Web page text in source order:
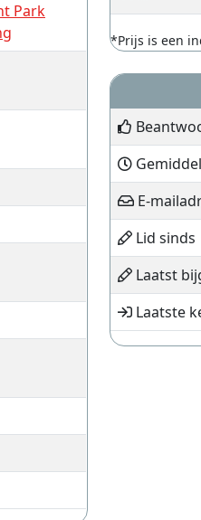
Park
*Prijs is een
E-
Lid sinds
Laatst
Laatste